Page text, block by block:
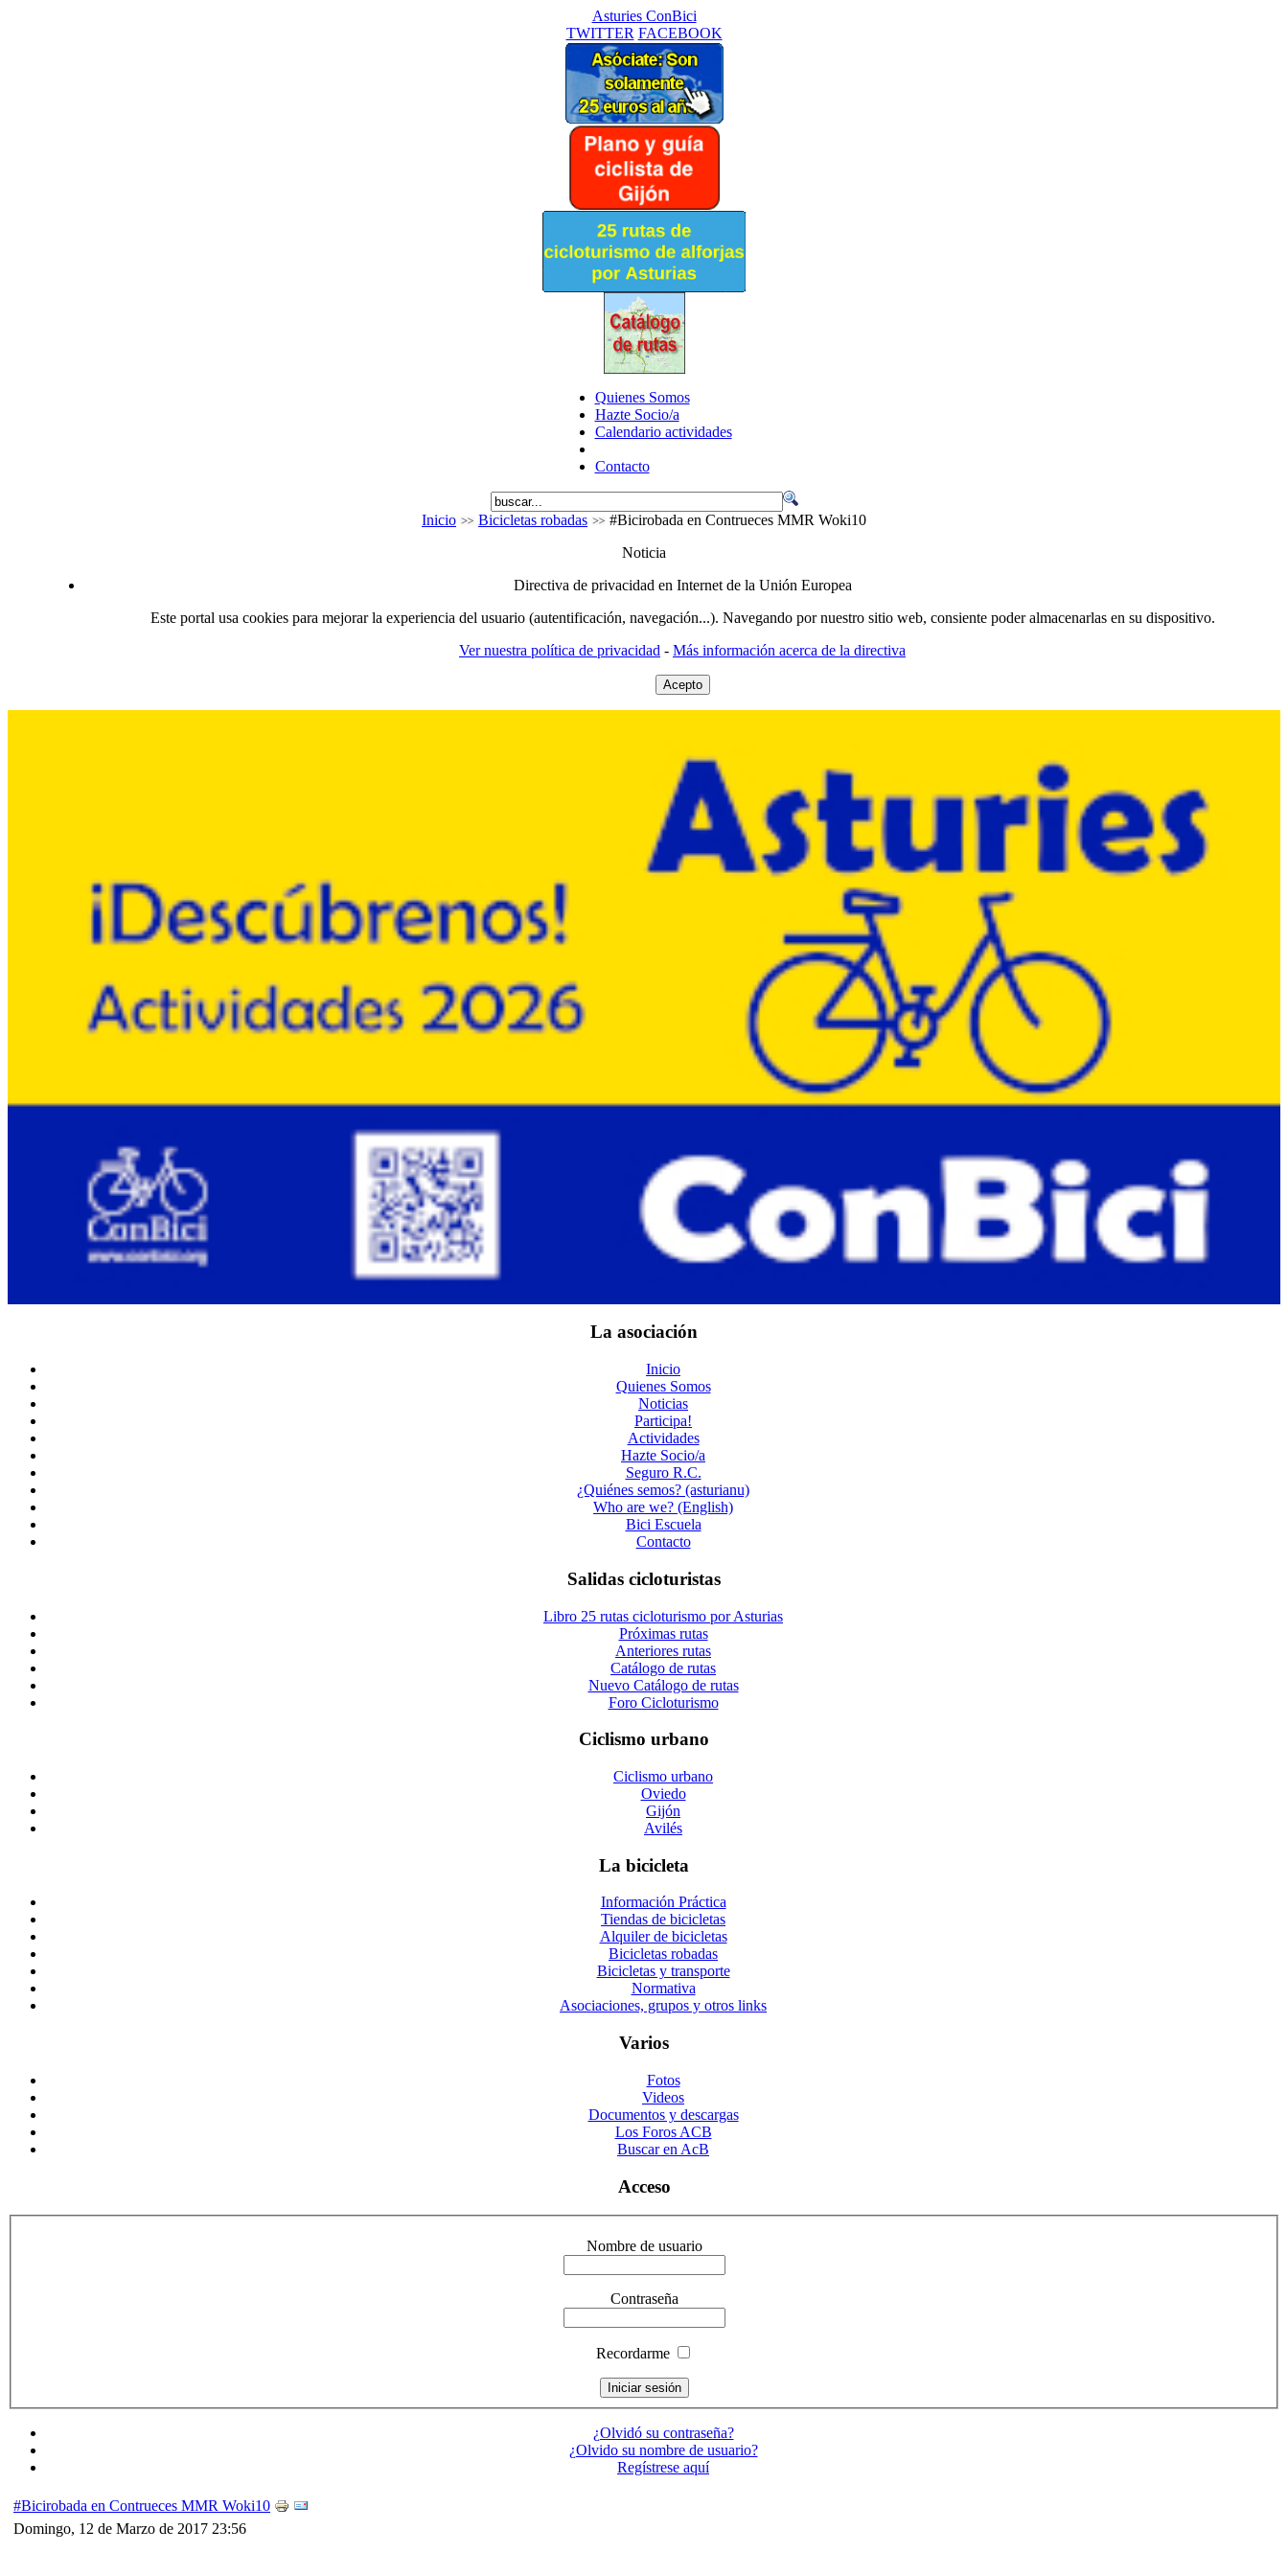
Asturies ConBici
TWITTER FACEBOOK
Quienes Somos
Hazte Socio/a
Calendario actividades
Contacto
Inicio Bicicletas robadas
#Bicirobada en Contrueces MMR Woki10
Noticia
Directiva de privacidad en Internet de la Unión Europea
Este portal usa cookies para mejorar la experiencia del usuario (autentificación, navegación...). Navegando por nuestro sitio web, consiente poder almacenarlas en su dispositivo.
Ver nuestra política de privacidad - Más información acerca de la directiva
Acepto
La asociación
Inicio
Quienes Somos
Noticias
Participa!
Actividades
Hazte Socio/a
Seguro R.C.
¿Quiénes semos? (asturianu)
Who are we? (English)
Bici Escuela
Contacto
Salidas cicloturistas
Libro 25 rutas cicloturismo por Asturias
Próximas rutas
Anteriores rutas
Catálogo de rutas
Nuevo Catálogo de rutas
Foro Cicloturismo
Ciclismo urbano
Ciclismo urbano
Oviedo
Gijón
Avilés
La bicicleta
Información Práctica
Tiendas de bicicletas
Alquiler de bicicletas
Bicicletas robadas
Bicicletas y transporte
Normativa
Asociaciones, grupos y otros links
Varios
Fotos
Videos
Documentos y descargas
Los Foros ACB
Buscar en AcB
Acceso
Nombre de usuario
Contraseña
Recordarme
¿Olvidó su contraseña?
¿Olvido su nombre de usuario?
Regístrese aquí
#Bicirobada en Contrueces MMR Woki10
Domingo, 12 de Marzo de 2017 23:56